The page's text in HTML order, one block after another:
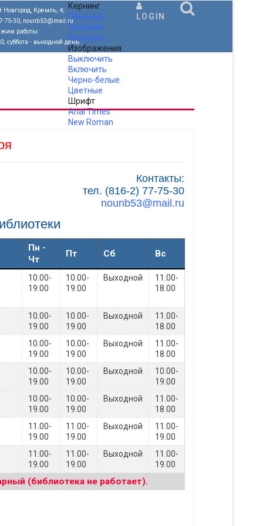
Новгород, Кремль, 4;
75-30, nounb53@mail.ru
работы:
суббота - выходной день
Кернинг
Обычный
Средний
Большой
Изображения
Выключить
Включить
Черно-белые
Цветные
Шрифт
ArialTimes
New Roman
LOGIN
Контакты:
тел. (816-2) 77-75-30
nounb53@mail.ru
Пн -
Чт
Пт Сб Вс
(библиотека не работает).
10.00-
19.00
10.00-
19.00
Выходной
11.00-
18.00
10.00-
19.00
10.00-
19.00
Выходной
11.00-
18.00
10.00-
19.00
10.00-
19.00
Выходной
11.00-
18.00
10.00-
19.00
10.00-
19.00
Выходной
10.00-
19.00
10.00-
19.00
10.00-
19.00
Выходной
11.00-
18.00
11.00-
19.00
11.00-
19.00
Выходной
11.00-
19.00
11.00-
19.00
11.00-
19.00
Выходной
11.00-
19.00